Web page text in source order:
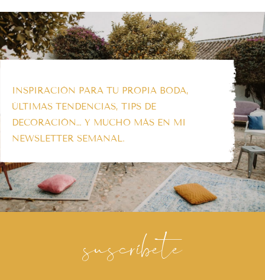
INSPIRACIÓN PARA TU PROPIA BODA,
ÚLTIMAS TENDENCIAS, TIPS DE
DECORACIÓN… Y MUCHO MÁS EN MI
NEWSLETTER SEMANAL.
suscríbete